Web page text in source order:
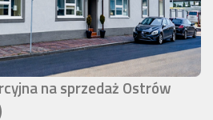
na sprzedaż Ostrów